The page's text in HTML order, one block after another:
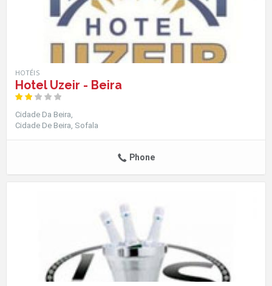
HOTÉIS
Hotel Uzeir - Beira
Cidade Da Beira
Cidade De Beira Sofala
Phone